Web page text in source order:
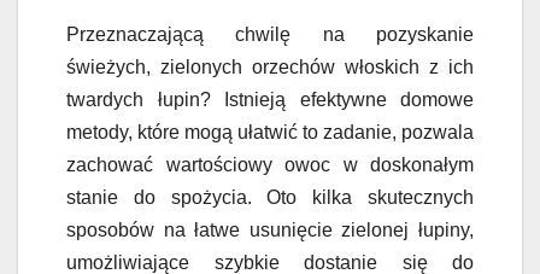
Przeznaczającą chwilę na pozyskanie
świeżych, zielonych orzechów włoskich z ich
twardych łupin? Istnieją efektywne domowe
metody, które mogą ułatwić to zadanie, pozwala
zachować wartościowy owoc w doskonałym
stanie do spożycia. Oto kilka skutecznych
sposobów na łatwe usunięcie zielonej łupiny,
umożliwiające szybkie dostanie się do